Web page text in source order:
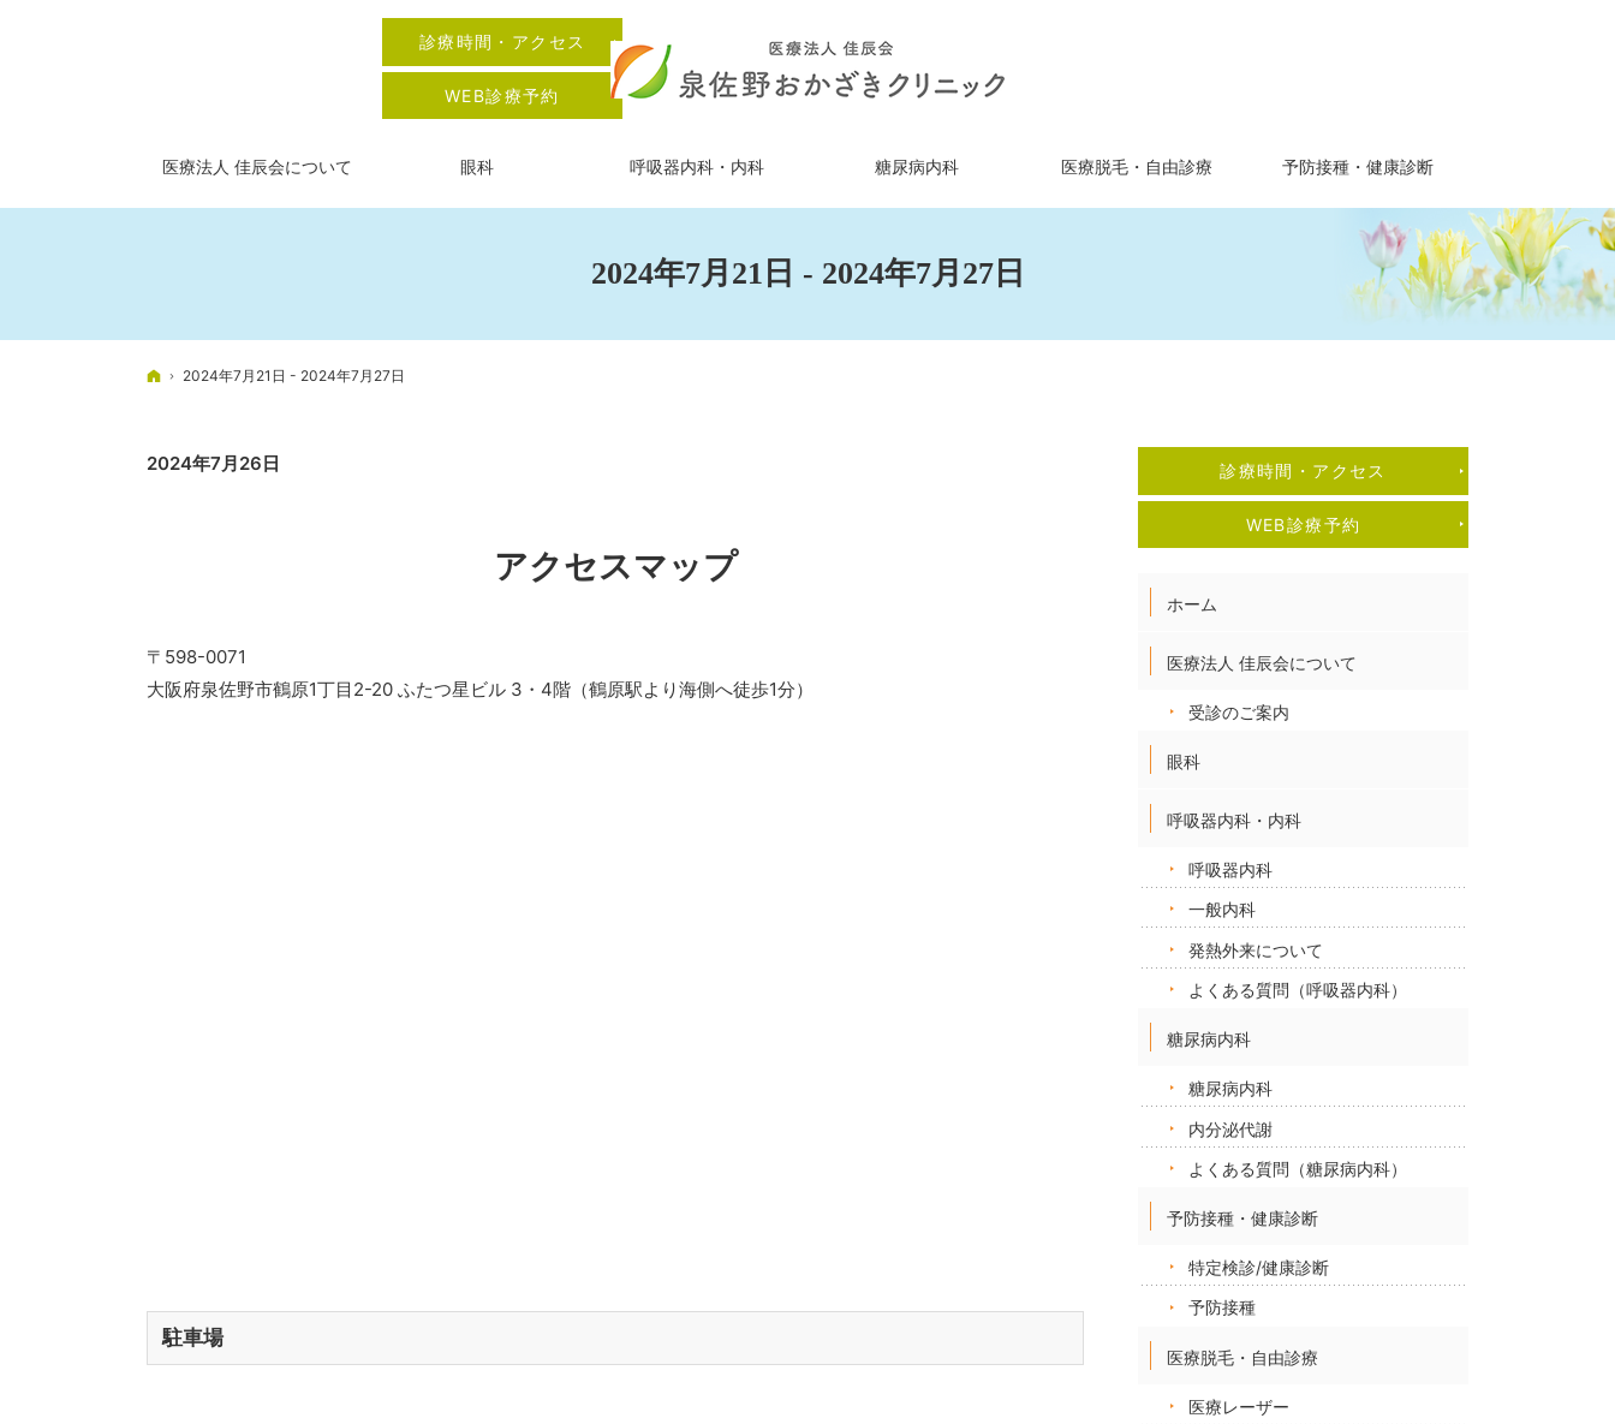
2024年7月21日 - 2024年7月27日
ホーム
2024年7月21日 - 2024年7月27日
2024年7月26日
アクセスマップ
〒598-0071
大阪府泉佐野市鶴原1丁目2-20 ふたつ星ビル 3・4階（鶴原駅より海側へ徒歩1分）
駐車場
診療時間・アクセス
WEB診療予約
ホーム
医療法人 佳辰会について
受診のご案内
眼科
呼吸器内科・内科
呼吸器内科
一般内科
発熱外来について
よくある質問（呼吸器内科）
糖尿病内科
糖尿病内科
内分泌代謝
よくある質問（糖尿病内科）
予防接種・健康診断
特定検診/健康診断
予防接種
医療脱毛・自由診療
医療レーザー
診療時間・アクセス
WEB診療予約
医療法人 佳辰会について 眼科 呼吸器内科・内科 糖尿病内科 医療脱毛・自由診療 予防接種・健康診断